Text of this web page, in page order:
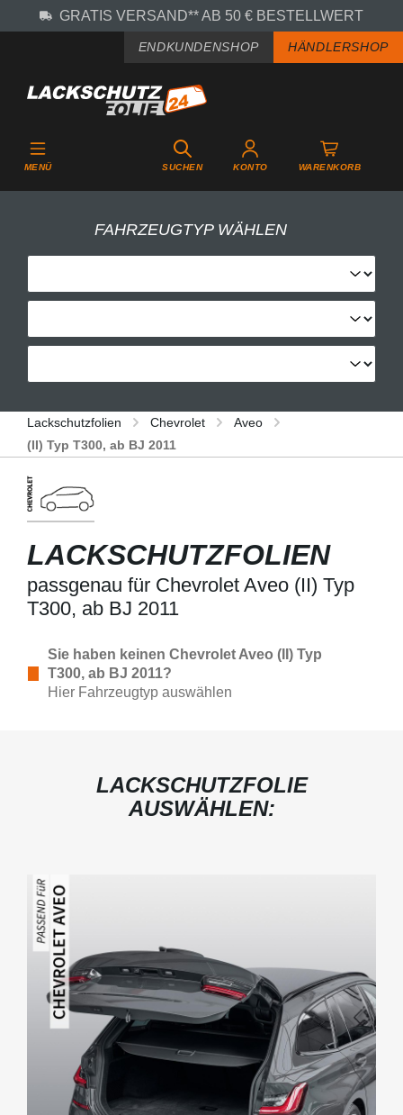
Zum Hauptinhalt springen
GRATIS VERSAND** AB 50 € BESTELLWERT
ENDKUNDENSHOP HÄNDLERSHOP
MENÜ SUCHEN KONTO WARENKORB
FAHRZEUGTYP WÄHLEN
Lackschutzfolien Chevrolet
Aveo
(II) Typ T300, ab BJ 2011
LACKSCHUTZFOLIEN
passgenau für Chevrolet Aveo (II) Typ
T300, ab BJ 2011
Sie haben keinen Chevrolet Aveo (II) Typ
T300, ab BJ 2011?
Hier Fahrzeugtyp auswählen
LACKSCHUTZFOLIE
AUSWÄHLEN: